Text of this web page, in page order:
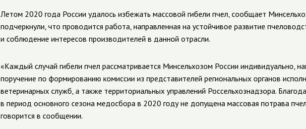
Летом 2020 года России удалось избежать массовой гибели пчел, сообщает
подчеркнули, что проводится работа, направленная на устойчивое развитие
и соблюдение интересов производителей в данной отрасли.
«Каждый случай гибели пчел рассматривается Минсельхозом России индивидуально,
поручение по формированию комиссии из представителей региональных органов
ветеринарных служб, а также территориальных управлений Россельхознадзора.
в период основного сезона медосбора в 2020 году не допущена массовая потрава
говорится в сообщении.